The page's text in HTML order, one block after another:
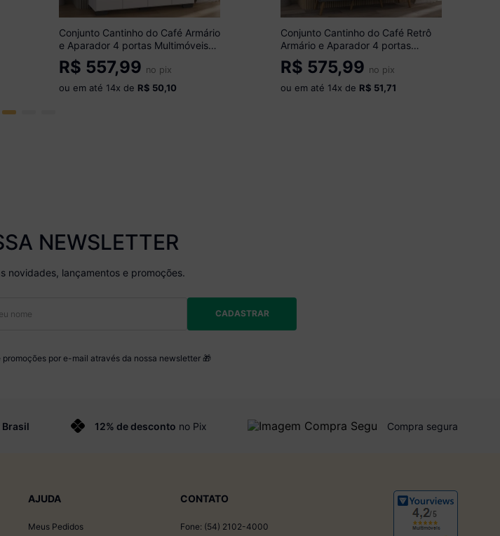
Conjunto Cantinho do Café Armário
e Aparador 4 portas Multimóveis
MP1085 Branco/Preto
R$ 557,99 no pix
ou em até 14x de R$ 50,10
Conjunto Cantinho do Café Retrô
Armário e Aparador 4 portas
Multimóveis MP1084
Grafite/Natural
R$ 575,99 no pix
ou em até 14x de R$ 51,71
NEWSLETTER
novidades, lançamentos e promoções.
CADASTRAR
por e-mail através da nossa newsletter 🎁
12% de desconto no Pix Compra segura
AJUDA
Meus Pedidos
CONTATO
Fone: (54) 2102-4000